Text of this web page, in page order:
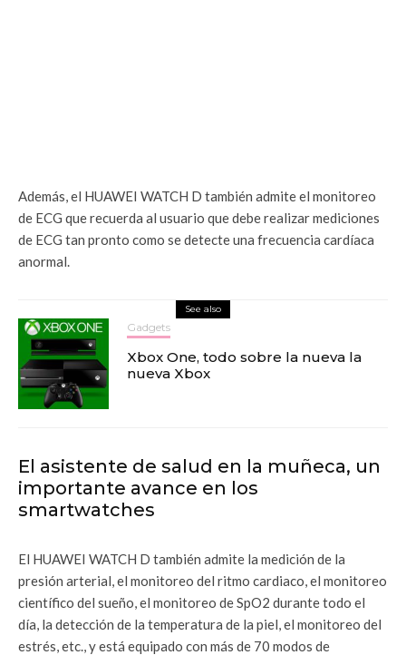
Además, el HUAWEI WATCH D también admite el monitoreo
de ECG que recuerda al usuario que debe realizar mediciones
de ECG tan pronto como se detecte una frecuencia cardíaca
anormal.
See also
Gadgets
Xbox One, todo sobre la nueva la
nueva Xbox
El asistente de salud en la muñeca, un
importante avance en los
smartwatches
El HUAWEI WATCH D también admite la medición de la
presión arterial, el monitoreo del ritmo cardiaco, el monitoreo
científico del sueño, el monitoreo de SpO2 durante todo el
día, la detección de la temperatura de la piel, el monitoreo del
estrés, etc., y está equipado con más de 70 modos de